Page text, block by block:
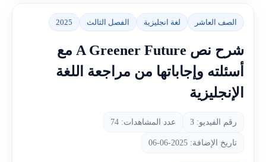
الصف العاشر لغة انجليزية الفصل الثالث 2025
شرح نص A Greener Future مع
أسئلته وإجاباتها من مراجعة اللغة
الإنجليزية
رقم الفيديو: 3 عدد المشاهدات: 74
تاريخ الإضافة: 2025-06-06